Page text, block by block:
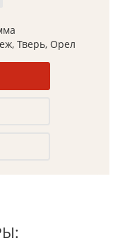
Тверь, Орел